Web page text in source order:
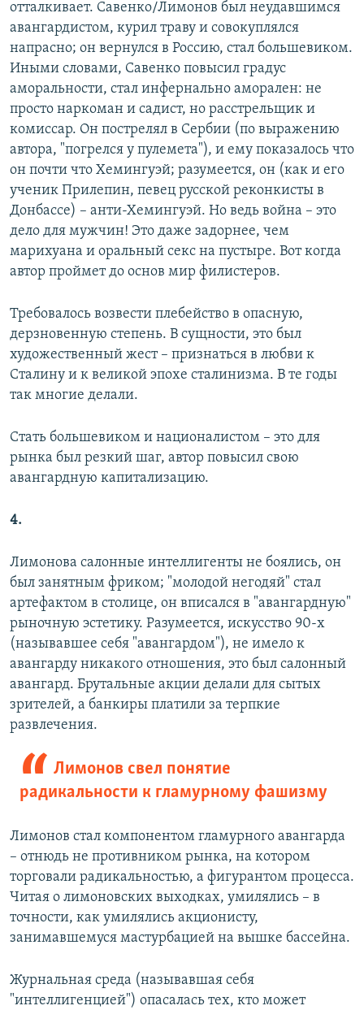
отталкивает. Савенко/Лимонов был неудавшимся
авангардистом, курил траву и совокуплялся
напрасно; он вернулся в Россию, стал большевиком.
Иными словами, Савенко повысил градус
аморальности, стал инфернально аморален: не
просто наркоман и садист, но расстрельщик и
комиссар. Он пострелял в Сербии (по выражению
автора, "погрелся у пулемета"), и ему показалось что
он почти что Хемингуэй; разумеется, он (как и его
ученик Прилепин, певец русской реконкисты в
Донбассе) – анти-Хемингуэй. Но ведь война – это
дело для мужчин! Это даже задорнее, чем
марихуана и оральный секс на пустыре. Вот когда
автор проймет до основ мир филистеров.
Требовалось возвести плебейство в опасную,
дерзновенную степень. В сущности, это был
художественный жест – признаться в любви к
Сталину и к великой эпохе сталинизма. В те годы
так многие делали.
Стать большевиком и националистом – это для
рынка был резкий шаг, автор повысил свою
авангардную капитализацию.
4.
Лимонова салонные интеллигенты не боялись, он
был занятным фриком; "молодой негодяй" стал
артефактом в столице, он вписался в "авангардную"
рыночную эстетику. Разумеется, искусство 90-х
(называвшее себя "авангардом"), не имело к
авангарду никакого отношения, это был салонный
авангард. Брутальные акции делали для сытых
зрителей, а банкиры платили за терпкие
развлечения.
Лимонов свел понятие
радикальности к гламурному фашизму
Лимонов стал компонентом гламурного авангарда
– отнюдь не противником рынка, на котором
торговали радикальностью, а фигурантом процесса.
Читая о лимоновских выходках, умилялись – в
точности, как умилялись акционисту,
занимавшемуся мастурбацией на вышке бассейна.
Журнальная среда (называвшая себя
"интеллигенцией") опасалась тех, кто может